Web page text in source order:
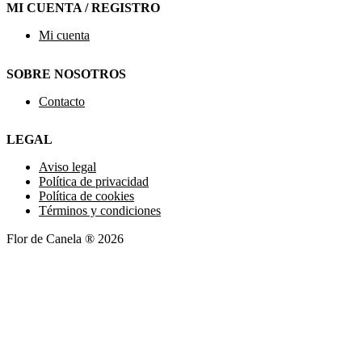
MI CUENTA / REGISTRO
Mi cuenta
SOBRE NOSOTROS
Contacto
LEGAL
Aviso legal
Política de privacidad
Política de cookies
Términos y condiciones
Flor de Canela ® 2026